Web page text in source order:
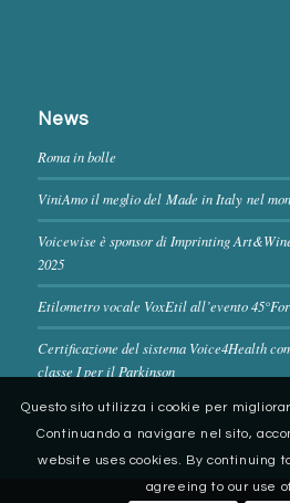
News
Roma in bolle
ViniAmo il meglio del Made in Italy nel
Voicewise è sponsor di Imprinting
2025
Etilometro vocale VoxEtil all’evento
Certificazione del sistema Voice4Health
classe I per il Parkinson
Questo sito utilizza i cookie per
Continuando a navigare nel sito,
website uses cookies. By continuing
agreeing to our use